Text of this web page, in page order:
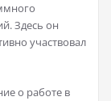
Здесь он
участвовал
о работе в